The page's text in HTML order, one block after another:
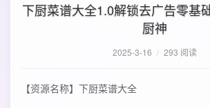
下厨菜谱大全1.0解锁去广告零基
厨神
2025-3-16 / 293 阅读
【资源名称】下厨菜谱大全